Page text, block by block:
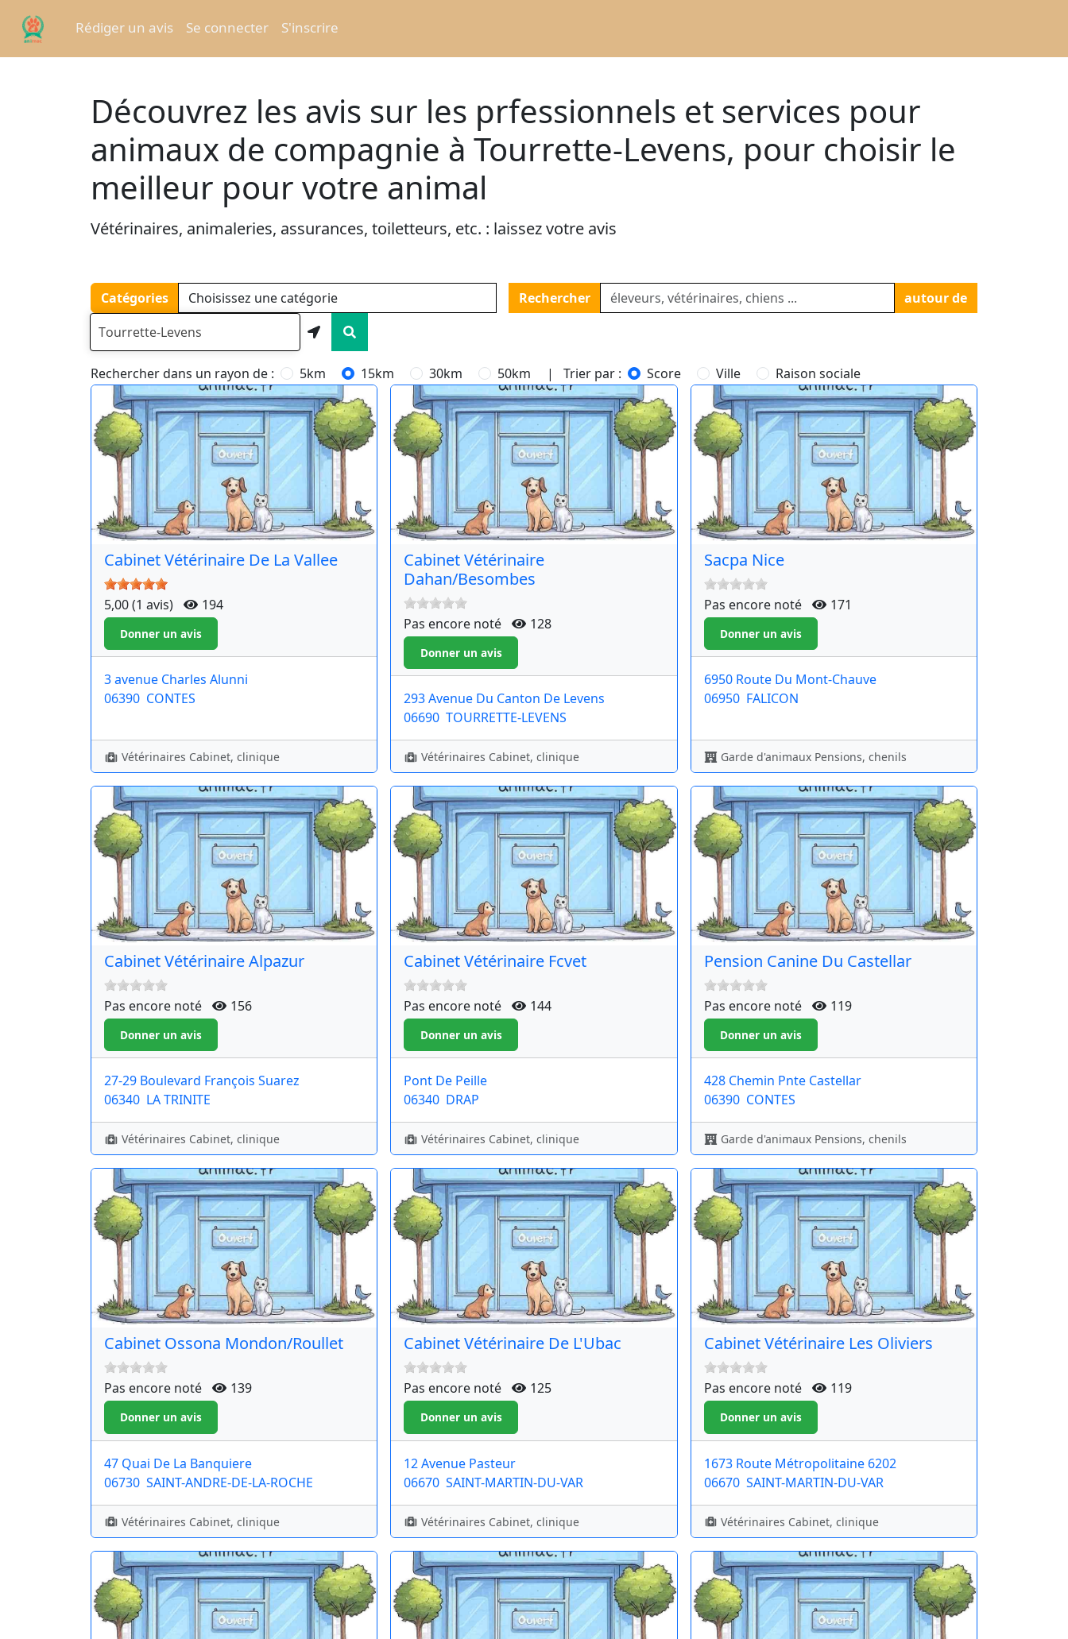
Rédiger un avis Se connecter S'inscrire
Découvrez les avis sur les prfessionnels et services pour
animaux de compagnie à Tourrette-Levens, pour choisir le
meilleur pour votre animal
Vétérinaires, animaleries, assurances, toiletteurs, etc. : laissez votre avis
Catégories Rechercher autour de
Rechercher dans un rayon de : 5km 15km 30km 50km | Trier par : Score Ville Raison sociale
Cabinet Vétérinaire De La Vallee
5,00 (1 avis) 194
3 avenue Charles Alunni
06390 CONTES
Vétérinaires Cabinet, clinique
Cabinet Vétérinaire
Dahan/Besombes
Pas encore noté 128
293 Avenue Du Canton De Levens
06690 TOURRETTE-LEVENS
Vétérinaires Cabinet, clinique
Sacpa Nice
Pas encore noté 171
6950 Route Du Mont-Chauve
06950 FALICON
Garde d'animaux Pensions, chenils
Cabinet Vétérinaire Alpazur
Pas encore noté 156
27-29 Boulevard François Suarez
06340 LA TRINITE
Vétérinaires Cabinet, clinique
Cabinet Vétérinaire Fcvet
Pas encore noté 144
Pont De Peille
06340 DRAP
Vétérinaires Cabinet, clinique
Pension Canine Du Castellar
Pas encore noté 119
428 Chemin Pnte Castellar
06390 CONTES
Garde d'animaux Pensions, chenils
Cabinet Ossona Mondon/Roullet
Pas encore noté 139
47 Quai De La Banquiere
06730 SAINT-ANDRE-DE-LA-ROCHE
Vétérinaires Cabinet, clinique
Cabinet Vétérinaire De L'Ubac
Pas encore noté 125
12 Avenue Pasteur
06670 SAINT-MARTIN-DU-VAR
Vétérinaires Cabinet, clinique
Cabinet Vétérinaire Les Oliviers
Pas encore noté 119
1673 Route Métropolitaine 6202
06670 SAINT-MARTIN-DU-VAR
Vétérinaires Cabinet, clinique